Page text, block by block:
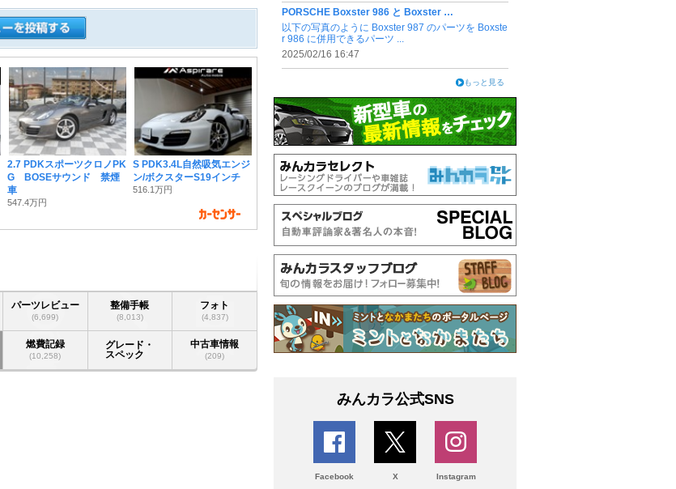
2.7 PDKスポーツクロノPK
G BOSEサウンド 禁煙
車
547.4万円
S PDK3.4L自然吸気エンジ
ン/ボクスターS19インチ
516.1万円
パーツレビュー
(6,699)
整備手帳
(8,013)
フォト
(4,837)
燃費記録
(10,258)
グレード・
スペック
中古車情報
(209)
PORSCHE Boxster 986 と Boxster …
以下の写真のように Boxster 987 のパーツを Boxste
r 986 に併用できるパーツ ...
2025/02/16 16:47
もっと見る
みんカラ公式SNS
Facebook X Instagram